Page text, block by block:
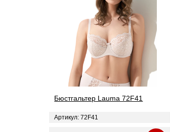
Бюстгальтер Lauma 72F41
Артикул: 72F41